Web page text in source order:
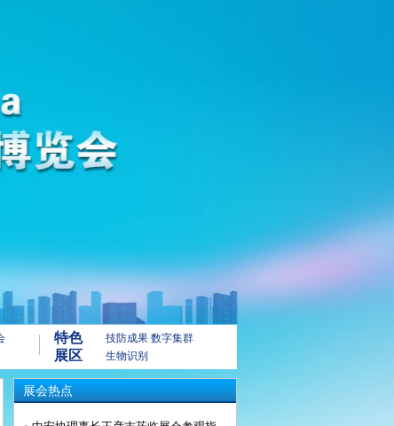
特色
展区
技防成果 数字集群
生物识别
展会热点